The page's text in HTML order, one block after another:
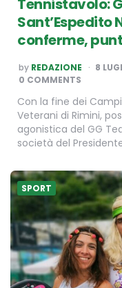
Tennistavolo:
Sant’Espedito
conferme,
POSTED
BY
by REDAZIONE 8
0 COMMENTS
Con la fine dei
Veterani di Rimini,
agonistica del GG
società del
SPORT